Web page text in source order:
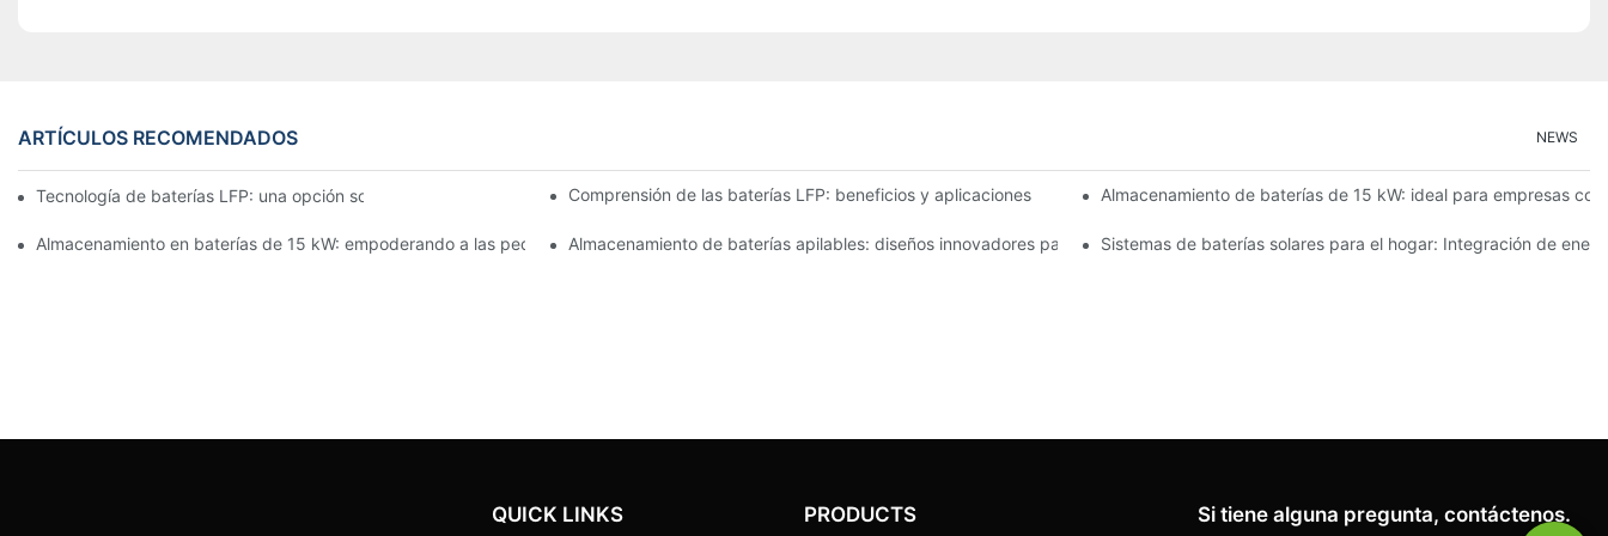
ARTÍCULOS RECOMENDADOS NEWS
Tecnología de baterías LFP: una opción sostenible para el almacenamiento de energíaComprensión de las baterías LFP: beneficios y aplicaciones Almacenamiento de baterías de 15 kW: ideal para empresas
Almacenamiento en baterías de 15 kW: empoderando a las pequeñas empresasAlmacenamiento de baterías apilables: diseños innovadores para la eficiencia energéticaSistemas de baterías solares para el hogar: Integración de
QUICK LINKS PRODUCTS Si tiene alguna pregunta, contáctenos.